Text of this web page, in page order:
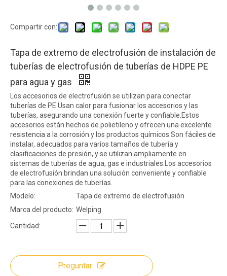
Compartir con:
Tapa de extremo de electrofusión de instalación de
tuberías de electrofusión de tuberías de HDPE PE
para agua y gas
Los accesorios de electrofusión se utilizan para conectar
tuberías de PE.Usan calor para fusionar los accesorios y las
tuberías, asegurando una conexión fuerte y confiable.Estos
accesorios están hechos de polietileno y ofrecen una excelente
resistencia a la corrosión y los productos químicos.Son fáciles de
instalar, adecuados para varios tamaños de tubería y
clasificaciones de presión, y se utilizan ampliamente en
sistemas de tuberías de agua, gas e industriales.Los accesorios
de electrofusión brindan una solución conveniente y confiable
para las conexiones de tuberías.
Modelo:
Tapa de extremo de electrofusión
Marca del producto: Welping
Cantidad:
Preguntar